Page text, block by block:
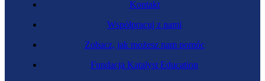
Kontakt
Współpracuj z nami
Zobacz, jak możesz nam pomóc
Fundacja Katalyst Education